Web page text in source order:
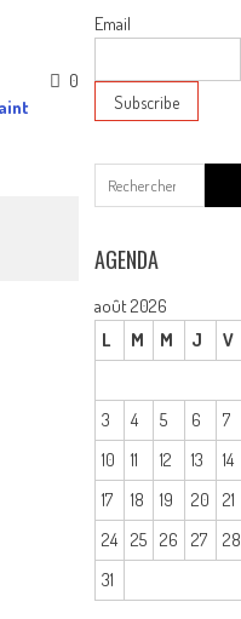
0
Email
for:
AGENDA
août 2026
L
M M J V
3 4 5 6
7
10
11 12 13
14
17
18 19 20
21
24 25 26 27
28
31